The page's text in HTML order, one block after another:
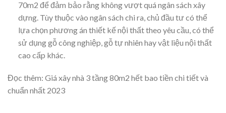
70m2 để đảm bảo rằng không vượt quá ngân sách xây
dựng. Tùy thuộc vào ngân sách chi ra, chủ đầu tư có thể
lựa chọn phương án thiết kế nội thất theo yêu cầu, có thể
sử dụng gỗ công nghiệp, gỗ tự nhiên hay vật liệu nội thất
cao cấp khác.
Đọc thêm: Giá xây nhà 3 tầng 80m2 hết bao tiền chi tiết và
chuẩn nhất 2023